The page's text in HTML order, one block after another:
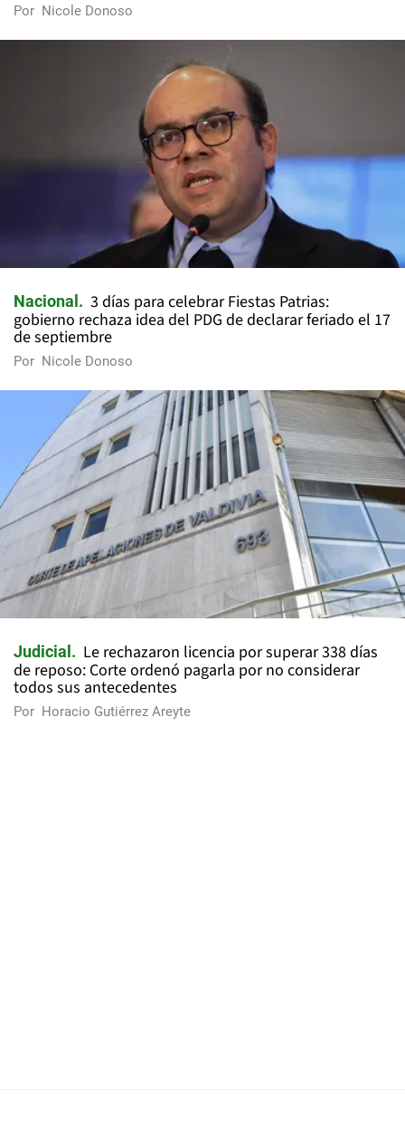
Por Nicole Donoso
Nacional
3 días para celebrar Fiestas Patrias:
gobierno rechaza idea del PDG de declarar feriado el 17
de septiembre
Por Nicole Donoso
Judicial
Le rechazaron licencia por superar 338 días
de reposo: Corte ordenó pagarla por no considerar
todos sus antecedentes
Por Horacio Gutiérrez Areyte